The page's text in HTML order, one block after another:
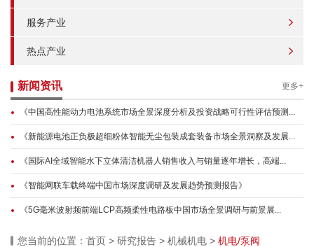
服务产业
热点产业
新闻资讯 更多+
《中国高性能动力电池系统市场全景深度分析及投资战略可行性评估预测...
《新能源电池正负极超细粉体智能无尘包装成套装备市场全景洞察及发展...
《国际AI全域智能水下立体清洁机器人销售收入与销量逐年增长，高端...
《智能网联车载终端中国市场深度调研及发展趋势预测报告》
《5G毫米波射频前端LCP高频柔性电路板中国市场全景调研与前景展...
您当前的位置： 首页 > 研究报告 > 机械机电 > 机电/泵阀